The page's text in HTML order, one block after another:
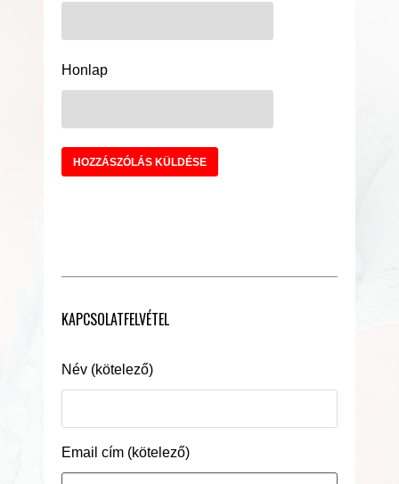
Honlap
KAPCSOLATFELVÉTEL
Név (kötelező)
Email cím (kötelező)